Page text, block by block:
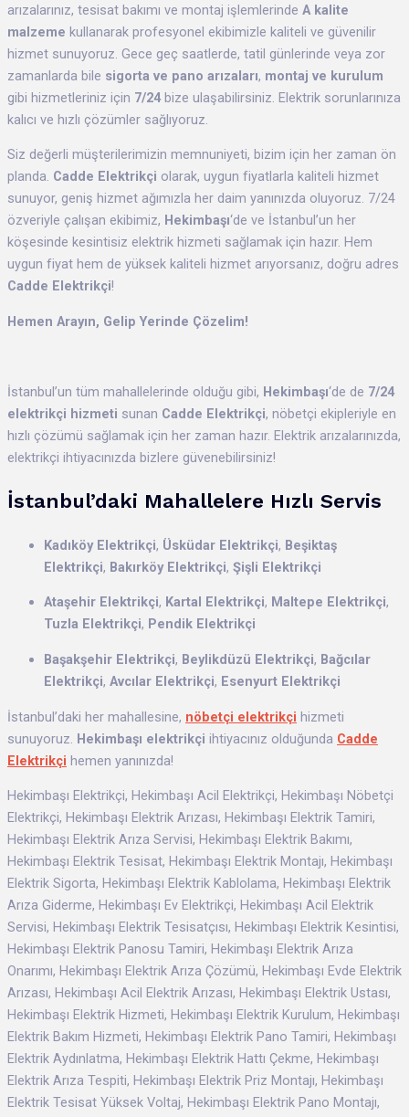
arızalarınız, tesisat bakımı ve montaj işlemlerinde A kalite
malzeme kullanarak profesyonel ekibimizle kaliteli ve güvenilir
hizmet sunuyoruz. Gece geç saatlerde, tatil günlerinde veya zor
zamanlarda bile sigorta ve pano arızaları, montaj ve kurulum
gibi hizmetleriniz için 7/24 bize ulaşabilirsiniz. Elektrik sorunlarınıza
kalıcı ve hızlı çözümler sağlıyoruz.
Siz değerli müşterilerimizin memnuniyeti, bizim için her zaman ön
planda. Cadde Elektrikçi olarak, uygun fiyatlarla kaliteli hizmet
sunuyor, geniş hizmet ağımızla her daim yanınızda oluyoruz. 7/24
özveriyle çalışan ekibimiz, Hekimbaşı‘de ve İstanbul’un her
köşesinde kesintisiz elektrik hizmeti sağlamak için hazır. Hem
uygun fiyat hem de yüksek kaliteli hizmet arıyorsanız, doğru adres
Cadde Elektrikçi!
Hemen Arayın, Gelip Yerinde Çözelim!
İstanbul’un tüm mahallelerinde olduğu gibi, Hekimbaşı‘de de 7/24
elektrikçi hizmeti sunan Cadde Elektrikçi, nöbetçi ekipleriyle en
hızlı çözümü sağlamak için her zaman hazır. Elektrik arızalarınızda,
elektrikçi ihtiyacınızda bizlere güvenebilirsiniz!
İstanbul’daki Mahallelere Hızlı Servis
Kadıköy Elektrikçi, Üsküdar Elektrikçi, Beşiktaş
Elektrikçi, Bakırköy Elektrikçi, Şişli Elektrikçi
Ataşehir Elektrikçi, Kartal Elektrikçi, Maltepe Elektrikçi,
Tuzla Elektrikçi, Pendik Elektrikçi
Başakşehir Elektrikçi, Beylikdüzü Elektrikçi, Bağcılar
Elektrikçi, Avcılar Elektrikçi, Esenyurt Elektrikçi
İstanbul’daki her mahallesine, nöbetçi elektrikçi hizmeti
sunuyoruz. Hekimbaşı elektrikçi ihtiyacınız olduğunda Cadde
Elektrikçi hemen yanınızda!
Hekimbaşı Elektrikçi, Hekimbaşı Acil Elektrikçi, Hekimbaşı Nöbetçi
Elektrikçi, Hekimbaşı Elektrik Arızası, Hekimbaşı Elektrik Tamiri,
Hekimbaşı Elektrik Arıza Servisi, Hekimbaşı Elektrik Bakımı,
Hekimbaşı Elektrik Tesisat, Hekimbaşı Elektrik Montajı, Hekimbaşı
Elektrik Sigorta, Hekimbaşı Elektrik Kablolama, Hekimbaşı Elektrik
Arıza Giderme, Hekimbaşı Ev Elektrikçi, Hekimbaşı Acil Elektrik
Servisi, Hekimbaşı Elektrik Tesisatçısı, Hekimbaşı Elektrik Kesintisi,
Hekimbaşı Elektrik Panosu Tamiri, Hekimbaşı Elektrik Arıza
Onarımı, Hekimbaşı Elektrik Arıza Çözümü, Hekimbaşı Evde Elektrik
Arızası, Hekimbaşı Acil Elektrik Arızası, Hekimbaşı Elektrik Ustası,
Hekimbaşı Elektrik Hizmeti, Hekimbaşı Elektrik Kurulum, Hekimbaşı
Elektrik Bakım Hizmeti, Hekimbaşı Elektrik Pano Tamiri, Hekimbaşı
Elektrik Aydınlatma, Hekimbaşı Elektrik Hattı Çekme, Hekimbaşı
Elektrik Arıza Tespiti, Hekimbaşı Elektrik Priz Montajı, Hekimbaşı
Elektrik Tesisat Yüksek Voltaj, Hekimbaşı Elektrik Pano Montajı,